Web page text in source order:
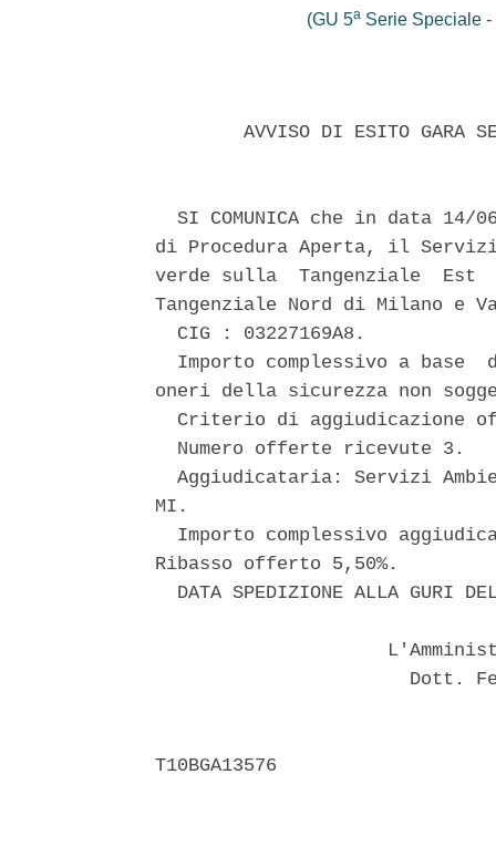
(GU 5aSerie Speciale -
AVVISO DI ESITO GARA
SI COMUNICA che in data 14/
di Procedura Aperta, il
verde sulla  Tangenziale  Est
Tangenziale Nord di Milano
  CIG : 03227169A8.
Importo complessivo a base
oneri della sicurezza non
Criterio di aggiudicazione
  Numero offerte ricevute 3.
Aggiudicataria: Servizi
MI.
Importo complessivo
Ribasso offerto 5,50%.
DATA SPEDIZIONE ALLA GURI
Dott.